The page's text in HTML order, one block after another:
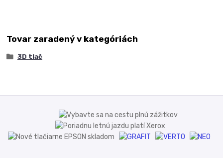
Tovar zaradený v kategóriách
3D tlač